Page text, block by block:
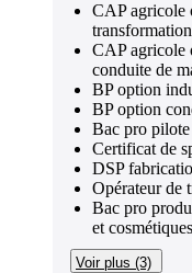
CAP agricole
CAP agricole
conduite de
BP option
BP option
Bac pro
Certificat de
DSP
Opérateur de
Bac pro
et cosmétiques
Voir plus (3)